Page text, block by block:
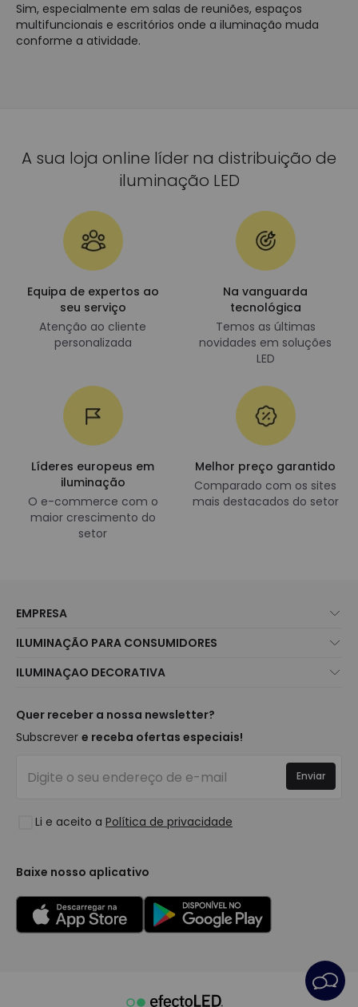
Sim, especialmente em salas de reuniões, espaços
multifuncionais e escritórios onde a iluminação muda
conforme a atividade.
A sua loja online líder na distribuição de
iluminação LED
Equipa de expertos ao
seu serviço
Atenção ao cliente
personalizada
Na vanguarda
tecnológica
Temos as últimas
novidades em soluções
LED
Líderes europeus em
iluminação
O e-commerce com o
maior crescimento do
setor
Melhor preço garantido
Comparado com os sites
mais destacados do setor
EMPRESA
Atendimento ao Cliente
Métodos de Envio
É Profissional?
Perguntas Frequentes (FAQ)
ILUMINAÇÃO PARA CONSUMIDORES
Marcas
Iluminação para empresas
ILUMINAÇAO DECORATIVA
Tendências
Marcas de Decoração Premium
Espaços
Coleções
Quer receber a nossa newsletter?
Subscrever e receba ofertas especiais!
Li e aceito a Política de privacidade
Enviar
Baixe nosso aplicativo